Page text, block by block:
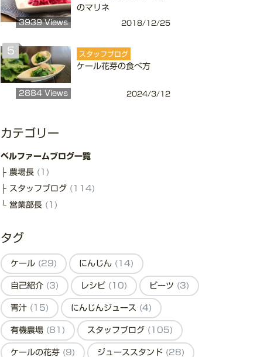
のマリネ
3939 Views 2018/12/25
5 スタッフブログ
ケール花芽の食べ方
2884 Views 2024/3/12
カテゴリー
ベルファームブログ一覧
農場長 (1)
スタッフブログ (114)
営業部長 (1)
タグ
ケール (29) にんじん (14)
自己紹介 (3) レシピ (10) ビーツ (3)
青汁 (15) にんじんジュース (4)
有機農場 (81) スタッフブログ (105)
ケールの花芽 (9) ジューススタンド (28)